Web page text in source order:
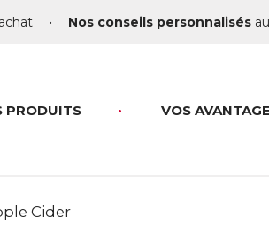
• Nos conseils personnalisés au
PRODUITS VOS
Cider